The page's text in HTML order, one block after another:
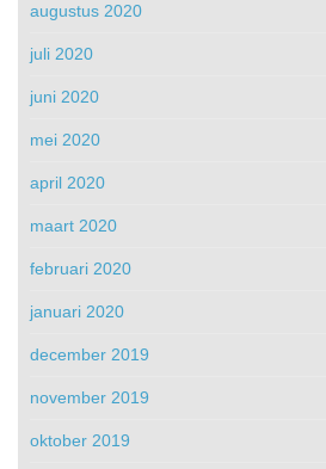
augustus 2020
juli 2020
juni 2020
mei 2020
april 2020
maart 2020
februari 2020
januari 2020
december 2019
november 2019
oktober 2019